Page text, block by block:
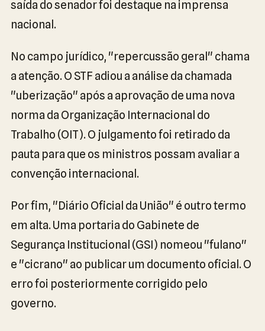
saída do senador foi destaque na imprensa
nacional.
No campo jurídico, "repercussão geral" chama
a atenção. O STF adiou a análise da chamada
"uberização" após a aprovação de uma nova
norma da Organização Internacional do
Trabalho (OIT). O julgamento foi retirado da
pauta para que os ministros possam avaliar a
convenção internacional.
Por fim, "Diário Oficial da União" é outro termo
em alta. Uma portaria do Gabinete de
Segurança Institucional (GSI) nomeou "fulano"
e "cicrano" ao publicar um documento oficial. O
erro foi posteriormente corrigido pelo
governo.